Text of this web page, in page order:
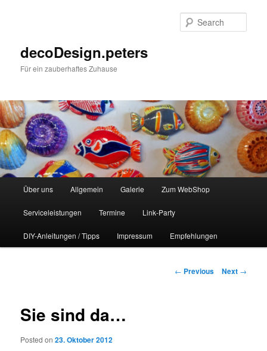
decoDesign.peters
Für ein zauberhaftes Zuhause
Skip
to
primary
Über uns Allgemein Galerie Zum WebShop
Serviceleistungen Termine Link-Party
DIY-Anleitungen / Tipps Impressum Empfehlungen
Post
← Previous Next →
Sie sind da…
Posted on23. Oktober 2012